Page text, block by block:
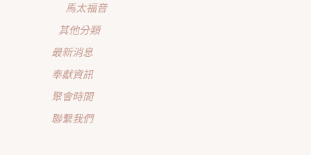
馬太福音
其他分類
最新消息
奉獻資訊
聚會時間
聯繫我們